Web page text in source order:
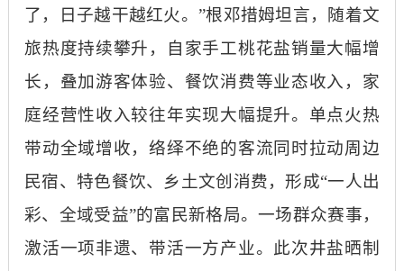
了，日子越干越红火。”根邓措姆坦言，随着文
旅热度持续攀升，自家手工桃花盐销量大幅增
长，叠加游客体验、餐饮消费等业态收入，家
庭经营性收入较往年实现大幅提升。单点火热
带动全域增收，络绎不绝的客流同时拉动周边
民宿、特色餐饮、乡土文创消费，形成“一人出
彩、全域受益”的富民新格局。一场群众赛事，
激活一项非遗、带活一方产业。此次井盐晒制